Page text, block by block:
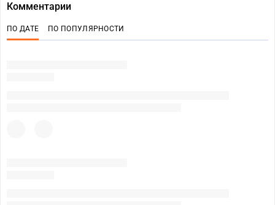
Комментарии
ПО ДАТЕ ПО ПОПУЛЯРНОСТИ